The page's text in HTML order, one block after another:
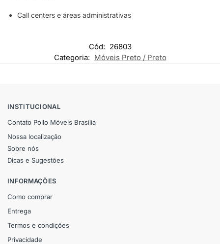
Call centers e áreas administrativas
Cód: 26803
Categoria: Móveis Preto / Preto
INSTITUCIONAL
Contato Pollo Móveis Brasília
Nossa localização
Sobre nós
Dicas e Sugestões
INFORMAÇÕES
Como comprar
Entrega
Termos e condições
Privacidade